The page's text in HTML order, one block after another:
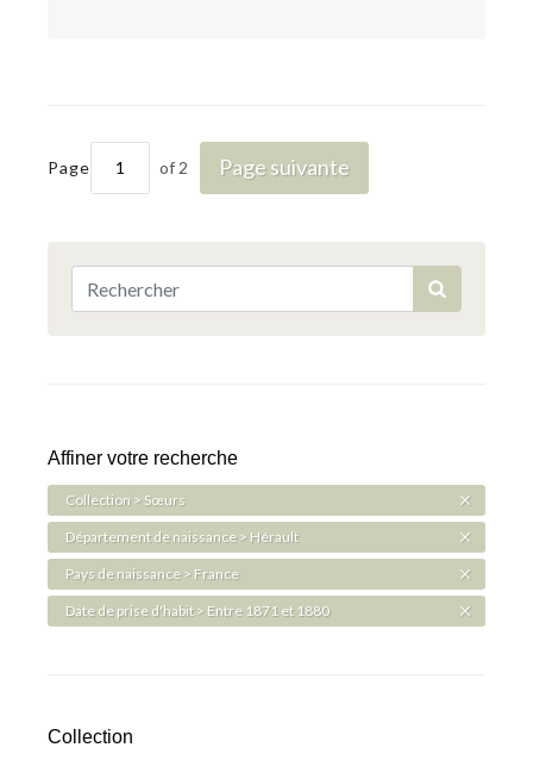
Page of 2 Page suivante
Affiner votre recherche
Collection > Sœurs
Département de naissance > Hérault
Pays de naissance > France
Date de prise d'habit > Entre 1871 et 1880
Collection